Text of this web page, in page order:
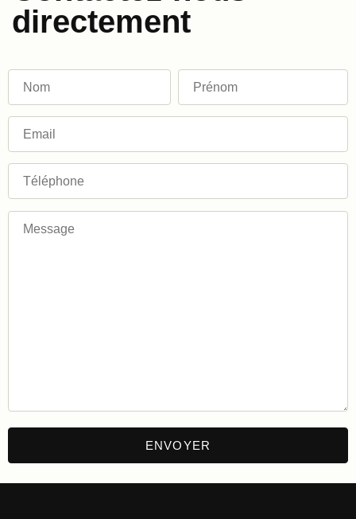
directement